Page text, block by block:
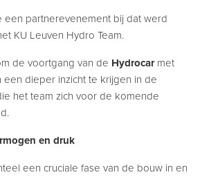
een partnerevenement bij dat werd
KU Leuven Hydro Team.
de voortgang van de Hydrocarmet
dieper inzicht te krijgen in de
het team zich voor de komende
en druk
een cruciale fase van de bouw in en